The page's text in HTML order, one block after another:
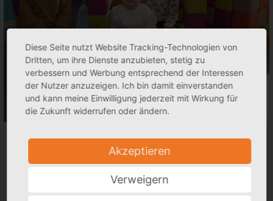
KINDERGARTEN ERHÄLT SPENDE FÜR INNOVATIVE
RÖSLE GROUP schenkt Kreativität
Die RÖSLE GROUP zeigt einmal mehr ihr Engagement für die
Diese Seite nutzt Website Tracking-Technologien von
Dritten, um ihre Dienste anzubieten, stetig zu
verbessern und Werbung entsprechend der Interessen
der Nutzer anzuzeigen. Ich bin damit einverstanden
und kann meine Einwilligung jederzeit mit Wirkung für
die Zukunft widerrufen oder ändern.
Akzeptieren
Verweigern